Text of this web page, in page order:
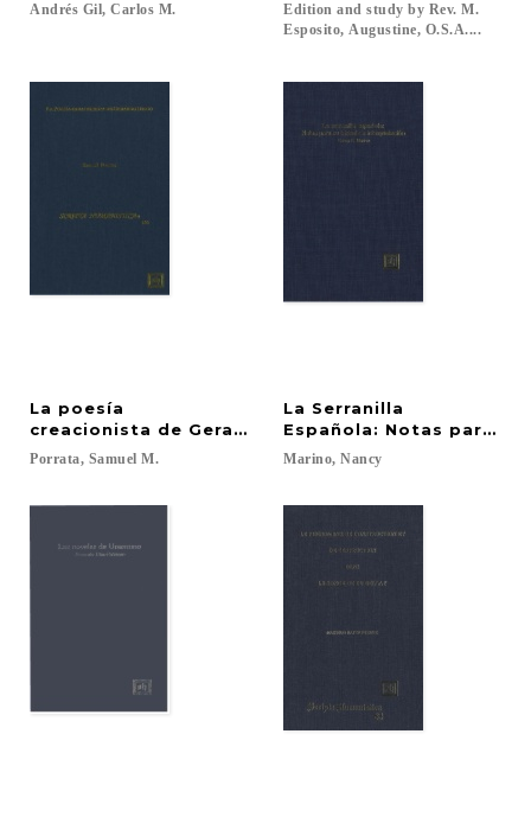
Andrés Gil, Carlos M.
Edition and study by Rev. M.
Esposito, Augustine, O.S.A....
La poesía
creacionista de Gerardo Diego
Porrata, Samuel M.
La Serranilla
Española: Notas para
Marino, Nancy